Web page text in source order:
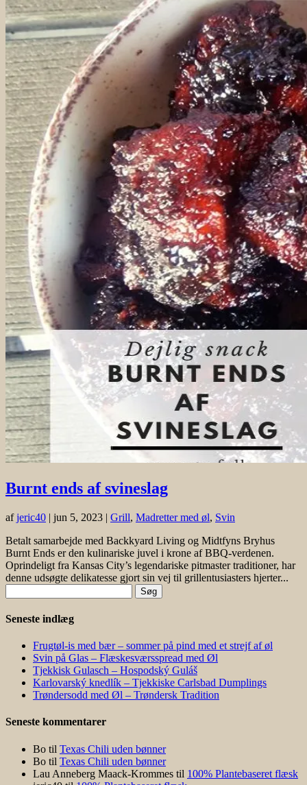
Burnt ends af svineslag
afjeric40 | jun 5, 2023 | Grill, Madretter med øl, Svin
Betalt samarbejde med Backkyard Living og Midtfyns Bryhus
Burnt Ends er den kulinariske juvel i krone af BBQ-verdenen.
Oprindeligt fra Kansas City’s legendariske pitmaster traditioner, har
denne udsøgte delikatesse gjort sin vej til grillentusiasters hjerter...
efter:
Seneste indlæg
Frugtøl-is med bær – sommer på pind med et strejf af øl
Svin på Glas – Flæskesværsspread med Øl
Tjekkisk Gulasch – Hospodský Guláš
Karlovarský knedlík – Tjekkiske Carlsbad Dumplings
Trøndersodd med Øl – Trøndersk Tradition
Seneste kommentarer
Bo til Texas Chili uden bønner
Bo til Texas Chili uden bønner
Lau Anneberg Maack-Krommes til 100% Plantebaseret flæsk